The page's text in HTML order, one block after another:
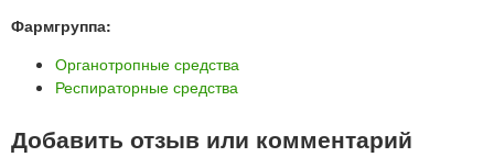
Фармгруппа:
Органотропные средства
Респираторные средства
Добавить отзыв или комментарий